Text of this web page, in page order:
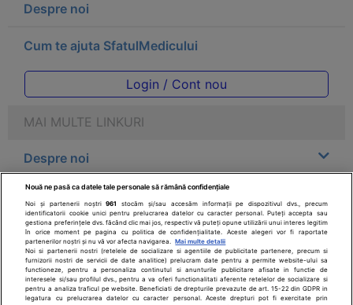
Despre noi
Cum te ajuta SfatulMedicului
Login / Cont nou
MAI MULTE LINKURI
Despre noi
Legal
Drepturile consumatorului
Parteneri
Nouă ne pasă ca datele tale personale să rămână confidențiale
Noi și partenerii noștri961
stocăm și/sau accesăm informații pe dispozitivul dvs., precum
identificatorii cookie unici pentru prelucrarea datelor cu caracter personal. Puteți accepta sau
gestiona preferințele dvs. făcând clic mai jos, respectiv vă puteți opune utilizării unui interes legitim
în orice moment pe pagina cu politica de confidențialitate. Aceste alegeri vor fi raportate
partenerilor noștri și nu vă vor afecta navigarea.
Mai multe detalii
Noi si partenerii nostri (retelele de socializare si agentiile de publicitate partenere, precum si
furnizorii nostri de servicii de date analitice) prelucram date pentru a permite website-ului sa
functioneze, pentru a personaliza continutul si anunturile publicitare afisate in functie de
interesele si/sau profilul dvs., pentru a va oferi functionalitati aferente retelelor de socializare si
pentru a analiza traficul pe website. Beneficiati de drepturile prevazute de art. 15-22 din GDPR in
legatura cu prelucrarea datelor cu caracter personal. Aceste drepturi pot fi exercitate prin